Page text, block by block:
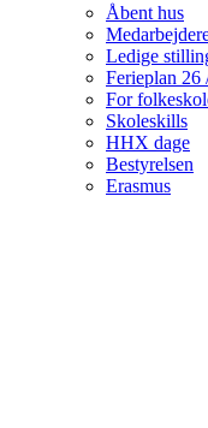
Åbent hus
Ledige
Ferieplan 26
For
Skoleskills
HHX dage
Bestyrelsen
Erasmus